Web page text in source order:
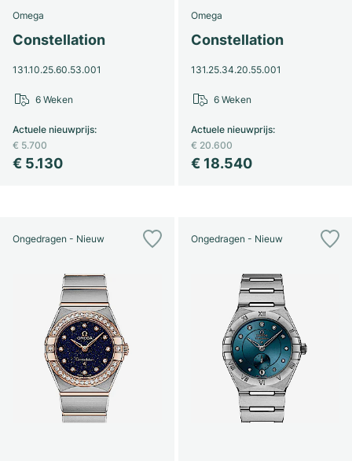
Omega
Constellation
131.10.25.60.53.001
€ 5.130
Actuele nieuwprijs:
€ 5.700
6 Weken
Omega
Constellation
131.25.34.20.55.001
€ 18.540
Actuele nieuwprijs:
€ 20.600
6 Weken
Ongedragen - Nieuw Ongedragen - Nieuw